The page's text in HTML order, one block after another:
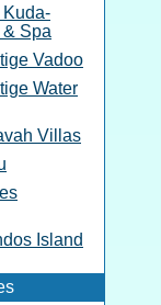
Spa
Vadoo
Water
Villas
Island